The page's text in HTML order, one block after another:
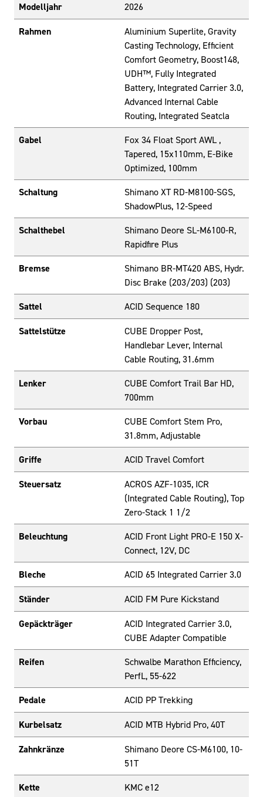
Modelljahr 2026
Rahmen
Aluminium Superlite, Gravity
Casting Technology, Efficient
Comfort Geometry, Boost148,
UDH™, Fully Integrated
Battery, Integrated Carrier 3.0,
Advanced Internal Cable
Routing, Integrated Seatcla
Gabel
Fox 34 Float Sport AWL ,
Tapered, 15x110mm, E-Bike
Optimized, 100mm
Schaltung
Shimano XT RD-M8100-SGS,
ShadowPlus, 12-Speed
Schalthebel
Shimano Deore SL-M6100-R,
Rapidfire Plus
Bremse
Shimano BR-MT420 ABS, Hydr.
Disc Brake (203/203) (203)
Sattel ACID Sequence 180
Sattelstütze
CUBE Dropper Post,
Handlebar Lever, Internal
Cable Routing, 31.6mm
Lenker
CUBE Comfort Trail Bar HD,
700mm
Vorbau
CUBE Comfort Stem Pro,
31.8mm, Adjustable
Griffe ACID Travel Comfort
Steuersatz
ACROS AZF-1035, ICR
(Integrated Cable Routing), Top
Zero-Stack 1 1/2
Beleuchtung
ACID Front Light PRO-E 150 X-
Connect, 12V, DC
Bleche ACID 65 Integrated Carrier 3.0
Ständer ACID FM Pure Kickstand
Gepäckträger
ACID Integrated Carrier 3.0,
CUBE Adapter Compatible
Reifen
Schwalbe Marathon Efficiency,
PerfL, 55-622
Pedale ACID PP Trekking
Kurbelsatz ACID MTB Hybrid Pro, 40T
Zahnkränze
Shimano Deore CS-M6100, 10-
51T
Kette KMC e12